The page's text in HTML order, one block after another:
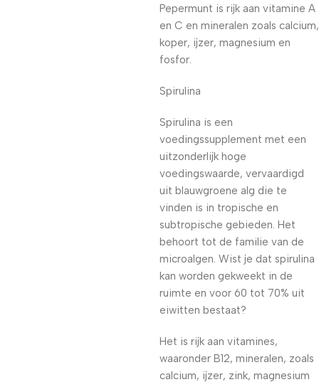
Pepermunt is rijk aan vitamine A
en C en mineralen zoals calcium,
koper, ijzer, magnesium en
fosfor.
Spirulina
Spirulina is een
voedingssupplement met een
uitzonderlijk hoge
voedingswaarde, vervaardigd
uit blauwgroene alg die te
vinden is in tropische en
subtropische gebieden. Het
behoort tot de familie van de
microalgen. Wist je dat spirulina
kan worden gekweekt in de
ruimte en voor 60 tot 70% uit
eiwitten bestaat?
Het is rijk aan vitamines,
waaronder B12, mineralen, zoals
calcium, ijzer, zink, magnesium